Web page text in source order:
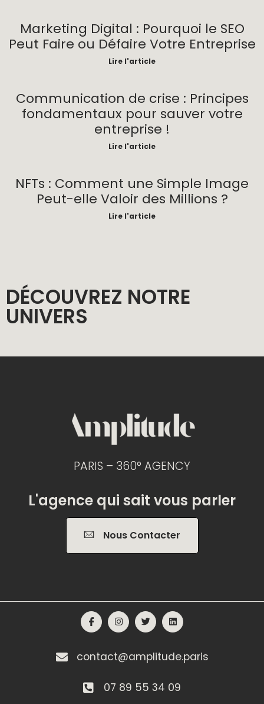
Marketing Digital : Pourquoi le SEO
Peut Faire ou Défaire Votre Entreprise
Lire l'article
Communication de crise : Principes
fondamentaux pour sauver votre
entreprise !
Lire l'article
NFTs : Comment une Simple Image
Peut-elle Valoir des Millions ?
Lire l'article
DÉCOUVREZ NOTRE
UNIVERS​
PARIS – 360° AGENCY
L'agence qui sait vous parler
Nous Contacter
contact@amplitude.paris
07 89 55 34 09